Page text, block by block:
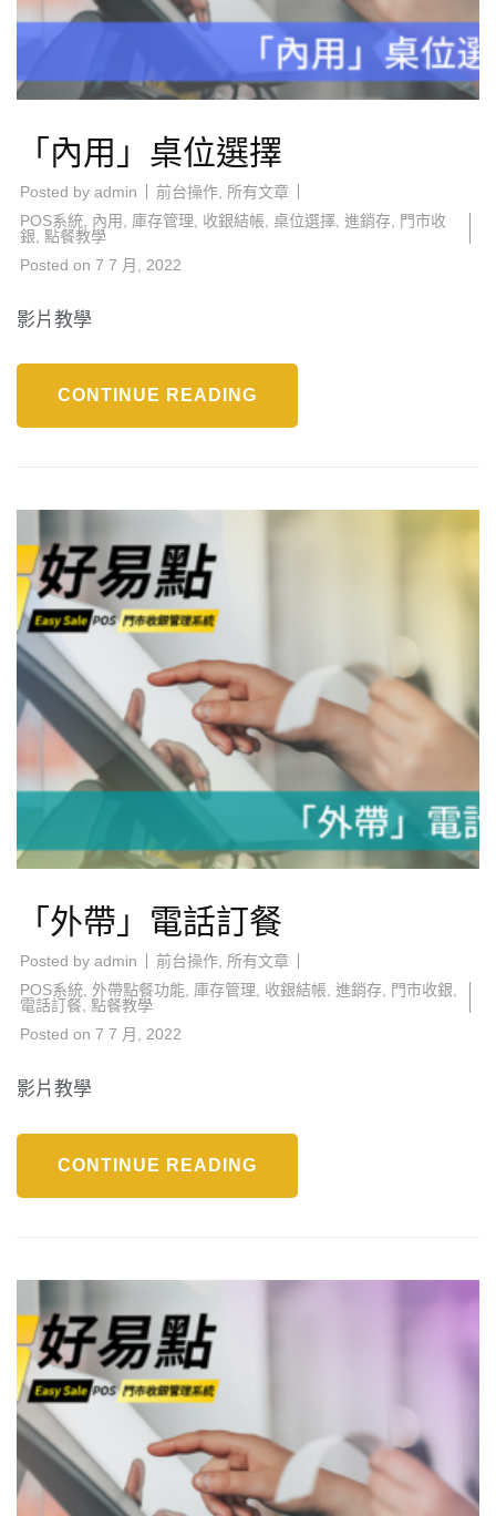
「內用」桌位選擇
Posted by admin 前台操作 所有文章
POS系統 內用 庫存管理 收銀結帳 桌位選擇 進銷存
門市收
銀 點餐教學
Posted on 7 7 月, 2022
影片教學
CONTINUE READING
「外帶」電話訂餐
Posted by admin 前台操作, 所有文章
POS系統, 外帶點餐功能, 庫存管理, 收銀結帳, 進銷存, 門市收銀,
電話訂餐, 點餐教學
Posted on 7 7 月, 2022
影片教學
CONTINUE READING